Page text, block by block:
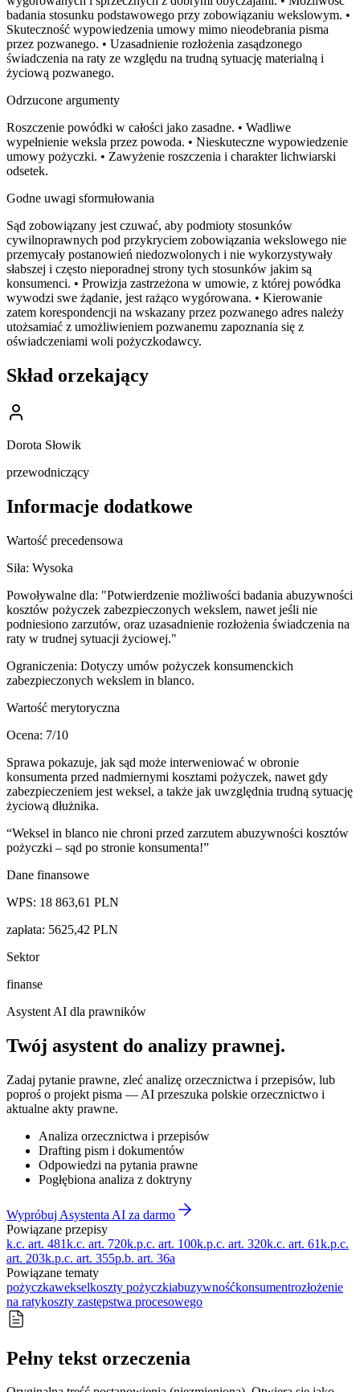
badania stosunku podstawowego przy zobowiązaniu wekslowym. •
Skuteczność wypowiedzenia umowy mimo nieodebrania pisma
przez pozwanego. • Uzasadnienie rozłożenia zasądzonego
świadczenia na raty ze względu na trudną sytuację materialną i
życiową pozwanego.
Odrzucone argumenty
Roszczenie powódki w całości jako zasadne. • Wadliwe
wypełnienie weksla przez powoda. • Nieskuteczne wypowiedzenie
umowy pożyczki. • Zawyżenie roszczenia i charakter lichwiarski
odsetek.
Godne uwagi sformułowania
Sąd zobowiązany jest czuwać, aby podmioty stosunków
cywilnoprawnych pod przykryciem zobowiązania wekslowego nie
przemycały postanowień niedozwolonych i nie wykorzystywały
słabszej i często nieporadnej strony tych stosunków jakim są
konsumenci. • Prowizja zastrzeżona w umowie, z której powódka
wywodzi swe żądanie, jest rażąco wygórowana. • Kierowanie
zatem korespondencji na wskazany przez pozwanego adres należy
utożsamiać z umożliwieniem pozwanemu zapoznania się z
oświadczeniami woli pożyczkodawcy.
Skład orzekający
Dorota Słowik
przewodniczący
Informacje dodatkowe
Wartość precedensowa
Siła: Wysoka
Powoływalne dla: "Potwierdzenie możliwości badania abuzywności
kosztów pożyczek zabezpieczonych wekslem, nawet jeśli nie
podniesiono zarzutów, oraz uzasadnienie rozłożenia świadczenia na
raty w trudnej sytuacji życiowej."
Ograniczenia: Dotyczy umów pożyczek konsumenckich
zabezpieczonych wekslem in blanco.
Wartość merytoryczna
Ocena: 7/10
Sprawa pokazuje, jak sąd może interweniować w obronie
konsumenta przed nadmiernymi kosztami pożyczek, nawet gdy
zabezpieczeniem jest weksel, a także jak uwzględnia trudną sytuację
życiową dłużnika.
“Weksel in blanco nie chroni przed zarzutem abuzywności kosztów
pożyczki – sąd po stronie konsumenta!”
Dane finansowe
WPS: 18 863,61 PLN
zapłata: 5625,42 PLN
Sektor
finanse
Asystent AI dla prawników
Twój asystent do analizy prawnej.
Zadaj pytanie prawne, zleć analizę orzecznictwa i przepisów, lub
poproś o projekt pisma — AI przeszuka polskie orzecznictwo i
aktualne akty prawne.
Analiza orzecznictwa i przepisów
Drafting pism i dokumentów
Odpowiedzi na pytania prawne
Pogłębiona analiza z doktryny
Wypróbuj Asystenta AI za darmo
Powiązane przepisy
k.c. art. 481k.c. art. 720k.p.c. art. 100k.p.c. art. 320k.c. art. 61k.p.c.
art. 203k.p.c. art. 355p.b. art. 36a
Powiązane tematy
pożyczkawekselkoszty pożyczkiabuzywnośćkonsumentrozłożenie
na ratykoszty zastępstwa procesowego
Pełny tekst orzeczenia